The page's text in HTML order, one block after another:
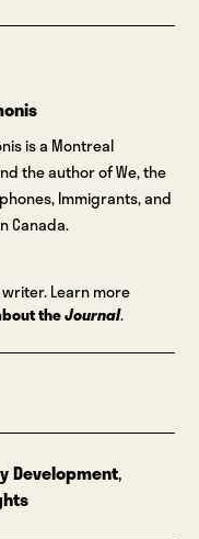
is a Montreal
the author of We, the
Immigrants, and
Canada.
Learn more
theJournal.
Development,